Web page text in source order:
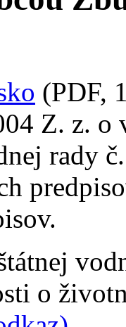
(PDF,
Z. z. o
rady
o